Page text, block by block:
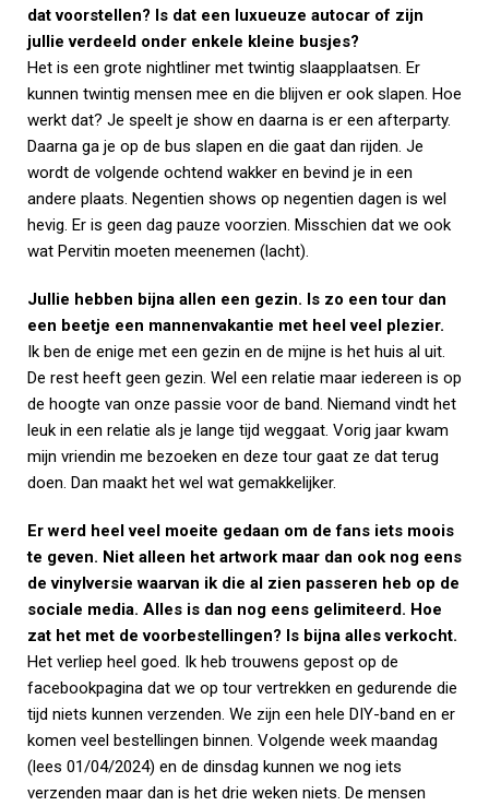
dat voorstellen? Is dat een luxueuze autocar of zijn
jullie verdeeld onder enkele kleine busjes?
Het is een grote nightliner met twintig slaapplaatsen. Er
kunnen twintig mensen mee en die blijven er ook slapen. Hoe
werkt dat? Je speelt je show en daarna is er een afterparty.
Daarna ga je op de bus slapen en die gaat dan rijden. Je
wordt de volgende ochtend wakker en bevind je in een
andere plaats. Negentien shows op negentien dagen is wel
hevig. Er is geen dag pauze voorzien. Misschien dat we ook
wat Pervitin moeten meenemen (lacht).
Jullie hebben bijna allen een gezin. Is zo een tour dan
een beetje een mannenvakantie met heel veel plezier.
Ik ben de enige met een gezin en de mijne is het huis al uit.
De rest heeft geen gezin. Wel een relatie maar iedereen is op
de hoogte van onze passie voor de band. Niemand vindt het
leuk in een relatie als je lange tijd weggaat. Vorig jaar kwam
mijn vriendin me bezoeken en deze tour gaat ze dat terug
doen. Dan maakt het wel wat gemakkelijker.
Er werd heel veel moeite gedaan om de fans iets moois
te geven. Niet alleen het artwork maar dan ook nog eens
de vinylversie waarvan ik die al zien passeren heb op de
sociale media. Alles is dan nog eens gelimiteerd. Hoe
zat het met de voorbestellingen? Is bijna alles verkocht.
Het verliep heel goed. Ik heb trouwens gepost op de
facebookpagina dat we op tour vertrekken en gedurende die
tijd niets kunnen verzenden. We zijn een hele DIY-band en er
komen veel bestellingen binnen. Volgende week maandag
(lees 01/04/2024) en de dinsdag kunnen we nog iets
verzenden maar dan is het drie weken niets. De mensen